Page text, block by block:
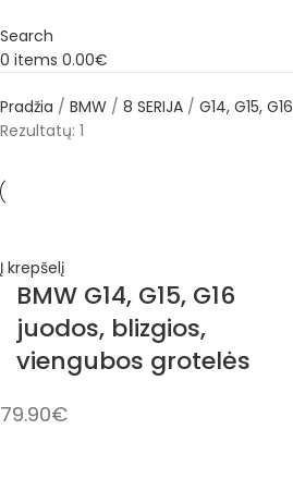
Search
0 items 0.00€
Pradžia BMW 8 SERIJA G14, G15, G16
Rezultatų: 1
Į krepšelį
BMW G14, G15, G16
juodos, blizgios,
viengubos grotelės
79.90€